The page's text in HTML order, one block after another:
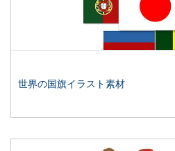
世界の国旗イラスト素材